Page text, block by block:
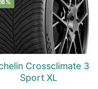
Crossclimate 3
Sport XL